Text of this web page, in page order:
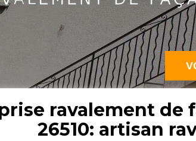
ravalement de
26510: artisan